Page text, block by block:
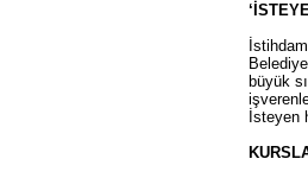
büyük
İsteyen